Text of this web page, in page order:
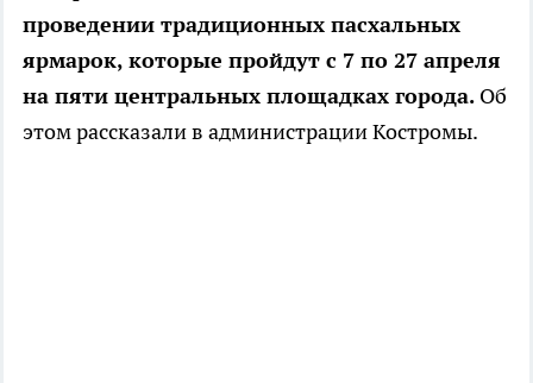
проведении традиционных пасхальных
ярмарок, которые пройдут с 7 по 27 апреля
на пяти центральных площадках города. Об
этом рассказали в администрации Костромы.